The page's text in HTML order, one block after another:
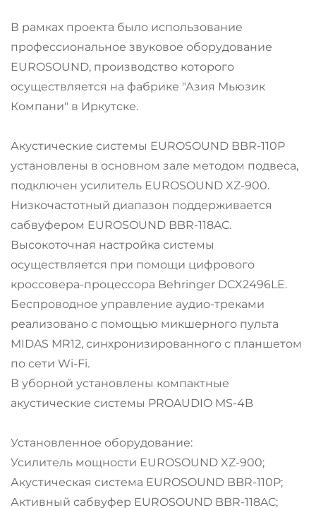
В рамках проекта было использование
профессиональное звуковое оборудование
EUROSOUND, производство которого
осуществляется на фабрике "Азия Мьюзик
Компани" в Иркутске.
Акустические системы EUROSOUND BBR-110P
установлены в основном зале методом подвеса,
подключен усилитель EUROSOUND XZ-900.
Низкочастотный диапазон поддерживается
сабвуфером EUROSOUND BBR-118AC.
Высокоточная настройка системы
осуществляется при помощи цифрового
кроссовера-процессора Behringer DCX2496LE.
Беспроводное управление аудио-треками
реализовано с помощью микшерного пульта
MIDAS MR12, синхронизированного с планшетом
по сети Wi-Fi.
В уборной установлены компактные
акустические системы PROAUDIO MS-4B
Установленное оборудование:
Усилитель мощности EUROSOUND XZ-900;
Акустическая система EUROSOUND BBR-110P;
Активный сабвуфер EUROSOUND BBR-118AC;